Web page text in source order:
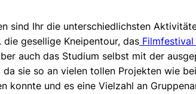
sind Ihr die unterschiedlichsten
gesellige Kneipentour, das Filmfestival
auch das Studium selbst mit der
sie so an vielen tollen Projekten wie
konnte und es eine Vielzahl an